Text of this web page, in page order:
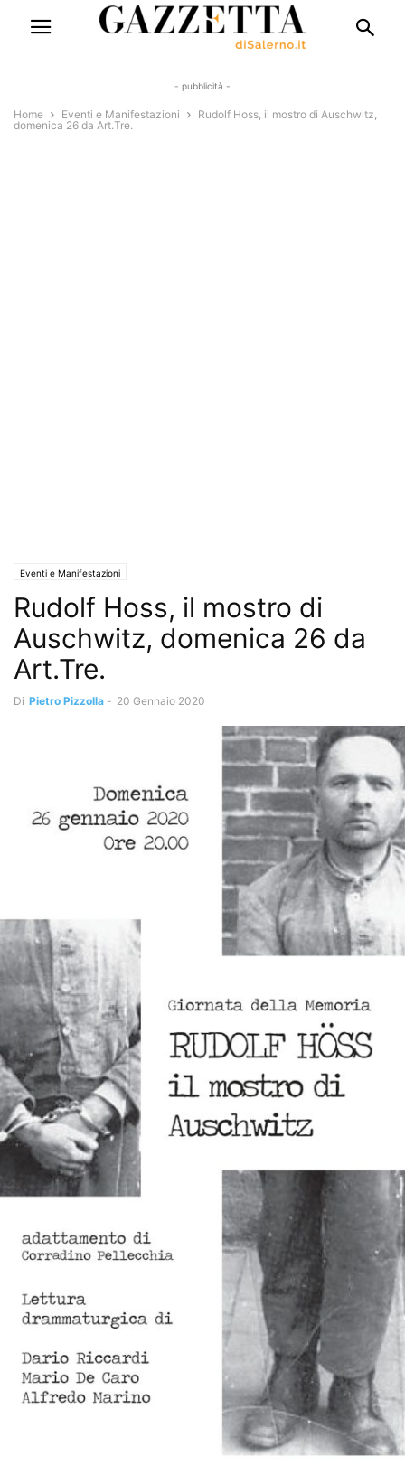
- pubblicità -
Home Eventi e Manifestazioni
Rudolf Hoss, il mostro di Auschwitz,
domenica 26 da Art.Tre.
Eventi e Manifestazioni
Rudolf Hoss, il mostro di
Auschwitz, domenica 26 da
Art.Tre.
Di Pietro Pizzolla - 20 Gennaio 2020